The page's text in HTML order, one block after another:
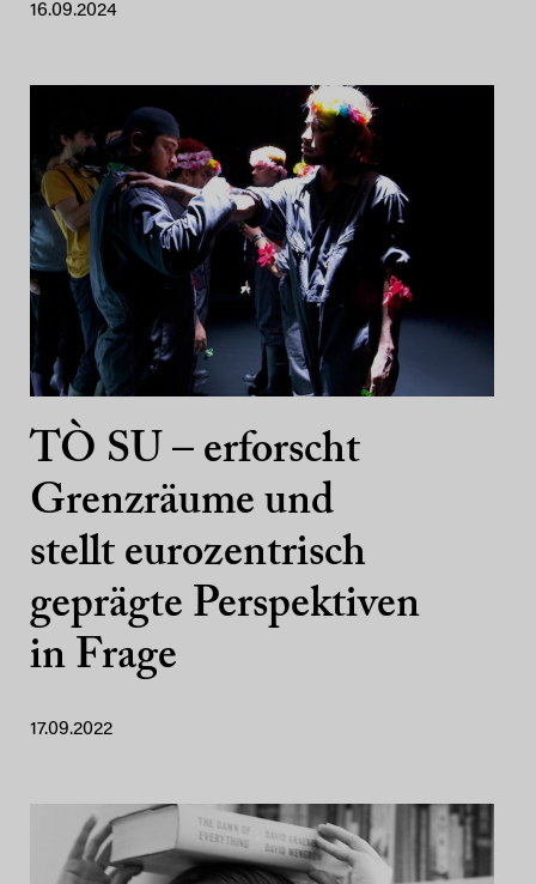
16.09.2024
TÒ SU – erforscht
Grenzräume und
stellt eurozentrisch
geprägte Perspektiven
in Frage
17.09.2022